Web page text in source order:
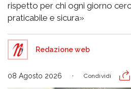
rispetto per chi ogni giorno
praticabile e sicura»
Redazione web
08 Agosto 2026 Condividi